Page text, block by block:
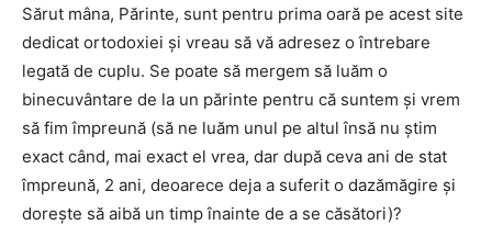
Sărut mâna, Părinte, sunt pentru prima oară pe acest site
dedicat ortodoxiei şi vreau să vă adresez o întrebare
legată de cuplu. Se poate să mergem să luăm o
binecuvântare de la un părinte pentru că suntem şi vrem
să fim împreună (să ne luăm unul pe altul însă nu ştim
exact când, mai exact el vrea, dar după ceva ani de stat
împreună, 2 ani, deoarece deja a suferit o dazămăgire şi
doreşte să aibă un timp înainte de a se căsători)?